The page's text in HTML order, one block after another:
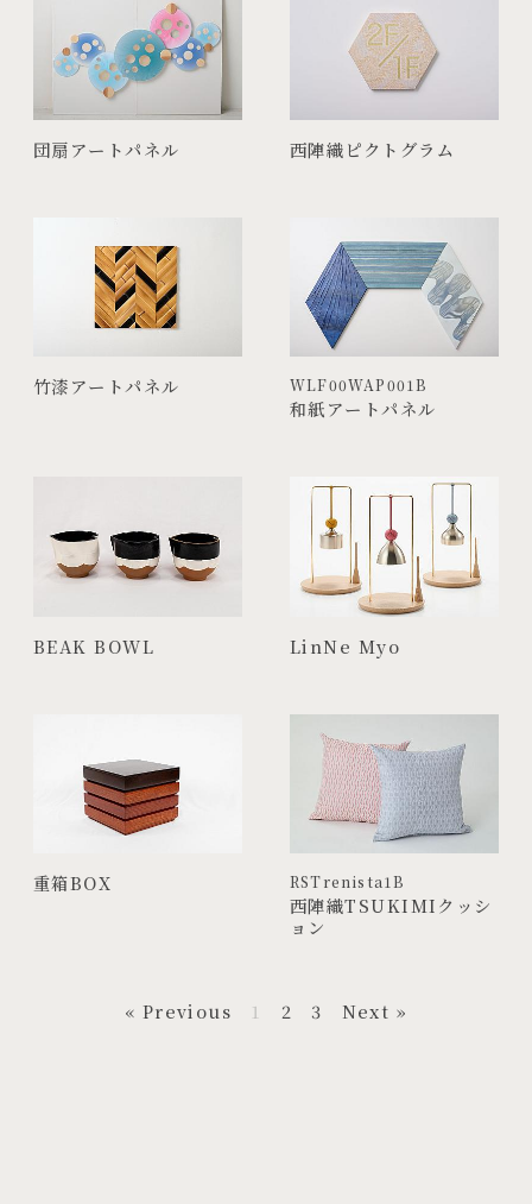
団扇アートパネル 西陣織ピクトグラム
竹漆アートパネル WLF00WAP001B
和紙アートパネル
BEAK BOWL LinNe Myo
重箱BOX RSTrenista1B
西陣織TSUKIMIクッシ
ョン
« Previous 1 2 3 Next »